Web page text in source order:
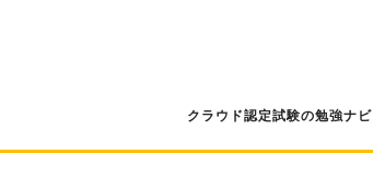
ス
クラウド認定試験の勉強ナビ